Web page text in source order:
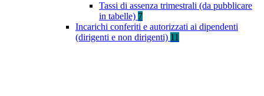
Tassi di assenza trimestrali (da pubblicare
in tabelle) 7
Incarichi conferiti e autorizzati ai dipendenti
(dirigenti e non dirigenti) 11